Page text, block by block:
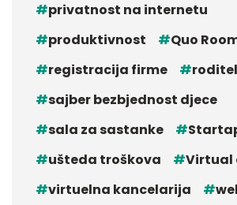
privatnost na internetu
produktivnost
Quo
registracija firme
sajber bezbjednost djece
sala za sastanke
ušteda troškova
Virtual
virtuelna kancelarija